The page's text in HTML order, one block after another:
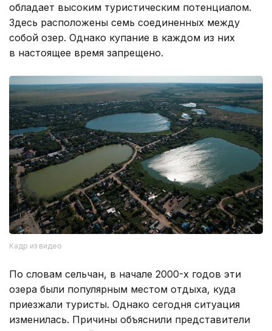
обладает высоким туристическим потенциалом.
Здесь расположены семь соединенных между
собой озер. Однако купание в каждом из них
в настоящее время запрещено.
Кадр из видео
По словам сельчан, в начале 2000-х годов эти
озера были популярным местом отдыха, куда
приезжали туристы. Однако сегодня ситуация
изменилась. Причины объяснили представители